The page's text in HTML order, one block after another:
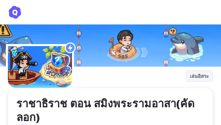
เล่นอิสระ
ราชาธิราช ตอน สมิงพระรามอาสา(คัด
ลอก)